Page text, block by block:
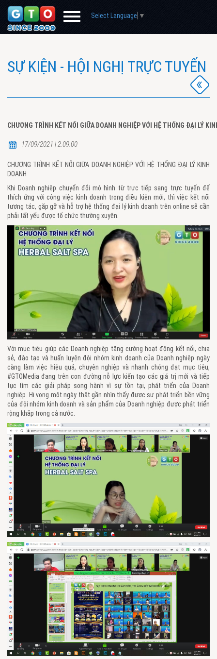
Select Language ▼
SỰ KIỆN - HỘI NGHỊ TRỰC TUYẾN
CHƯƠNG TRÌNH KẾT NỐI GIỮA DOANH NGHIỆP VỚI HỆ THỐNG ĐẠI LÝ
17/09/2021 | 2:09:00
CHƯƠNG TRÌNH KẾT NỐI GIỮA DOANH NGHIỆP VỚI HỆ THỐNG ĐẠI LÝ KINH
DOANH
Khi Doanh nghiệp chuyển đổi mô hình từ trực tiếp sang trực tuyến để
thích ứng với công việc kinh doanh trong điều kiện mới, thì việc kết nối
tương tác, găp gỡ và hỗ trợ hệ thống đại lý kinh doanh trên online sẽ cần
phải tất yếu được tổ chức thường xuyên.
Với mục tiêu giúp các Doanh nghiệp tăng cường hoạt động kết nối, chia
sẻ, đào tạo và huấn luyện đội nhóm kinh doanh của Doanh nghiệp ngày
càng làm việc hiệu quả, chuyên nghiệp và nhanh chóng đạt mục tiêu,
#GTOMedia đang trên con đường nỗ lực kiến tạo các giá trị mới và tiếp
tục tìm các giải pháp song hành vì sự tồn tại, phát triển của Doanh
nghiệp. Hi vọng một ngày thật gần nhìn thấy được sự phát triển bền vững
của đội nhóm kinh doanh và sản phẩm của Doanh nghiệp được phát triển
rộng khắp trong cả nước.